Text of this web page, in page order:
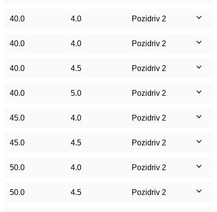
40.0 4.0 Pozidriv 2
40.0 4.0 Pozidriv 2
40.0 4.5 Pozidriv 2
40.0 5.0 Pozidriv 2
45.0 4.0 Pozidriv 2
45.0 4.5 Pozidriv 2
50.0 4.0 Pozidriv 2
50.0 4.5 Pozidriv 2